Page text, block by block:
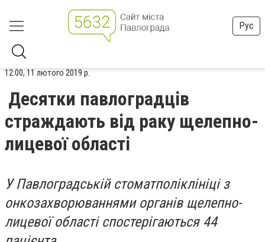
Рус
12:00, 11 лютого 2019 р.
Десятки павлоградців
страждають від раку щелепно-
лицевої області
У Павлоградській стоматполіклініці з
онкозахворюваннями органів щелепно-
лицевої області спостерігаються 44